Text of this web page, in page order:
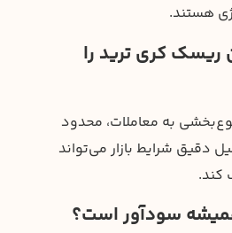
هستند.
ریسک کری ترید را
به معاملات، محدود
دقیق شرایط بازار می‌تواند